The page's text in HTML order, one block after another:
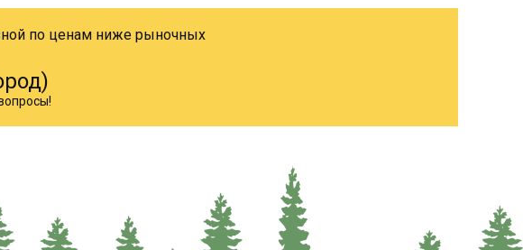
по ценам ниже рыночных